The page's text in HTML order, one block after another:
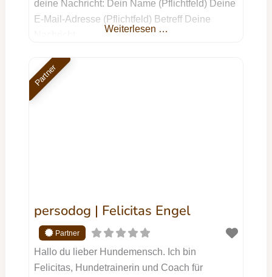
deine Nachricht: Dein Name (Pflichtfeld) Deine
E-Mail-Adresse (Pflichtfeld) Betreff Deine
Weiterlesen …
Partner
persodog | Felicitas Engel
Hallo du lieber Hundemensch. Ich bin
Felicitas, Hundetrainerin und Coach für